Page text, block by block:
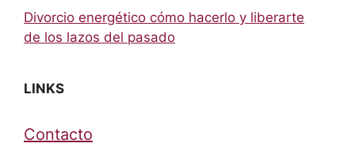
Divorcio energético cómo hacerlo y liberarte
de los lazos del pasado
LINKS
Contacto